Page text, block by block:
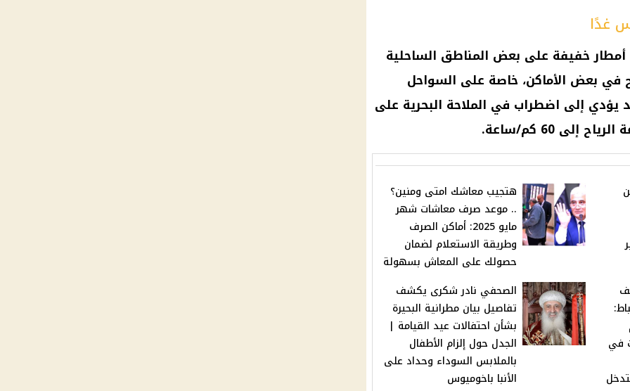
غدًا
أمطارخفيفة على بعض المناطق الساحلية
في بعض الأماكن، خاصة على السواحل
يؤدي إلى اضطراب في الملاحة البحرية على
60 كم/ساعة.
هتجيب معاشك امتى ومنين؟
.. موعد صرف معاشات شهر
مايو 2025: أماكن الصرف
وطريقة الاستعلام لضمان
حصولك على المعاش بسهولة
في
الصحفي نادر شكرى يكشف
تفاصيل بيان مطرانية البحيرة
بشأن احتفالات عيد القيامة |
الجدل حول إلزام الأطفال
بالملابس السوداء وحداد على
الأنبا باخوميوس